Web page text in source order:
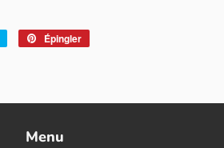
Tweeter
Épingler
Menu